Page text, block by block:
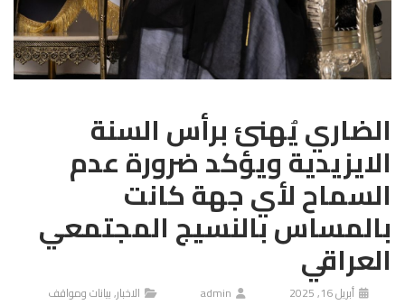
الضاري يُهنئ برأس السنة
الايزيدية ويؤكد ضرورة عدم
السماح لأي جهة كانت
بالمساس بالنسيج المجتمعي
العراقي
أبريل 16, 2025 admin الاخبار,بيانات ومواقف